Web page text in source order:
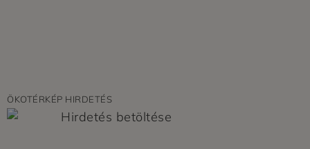
ÖKOTÉRKÉP HIRDETÉS